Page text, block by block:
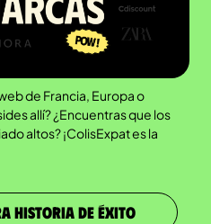
de Francia, Europa o
allí? ¿Encuentras que los
altos? ¡ColisExpat es la
HISTORIA DE ÉXITO